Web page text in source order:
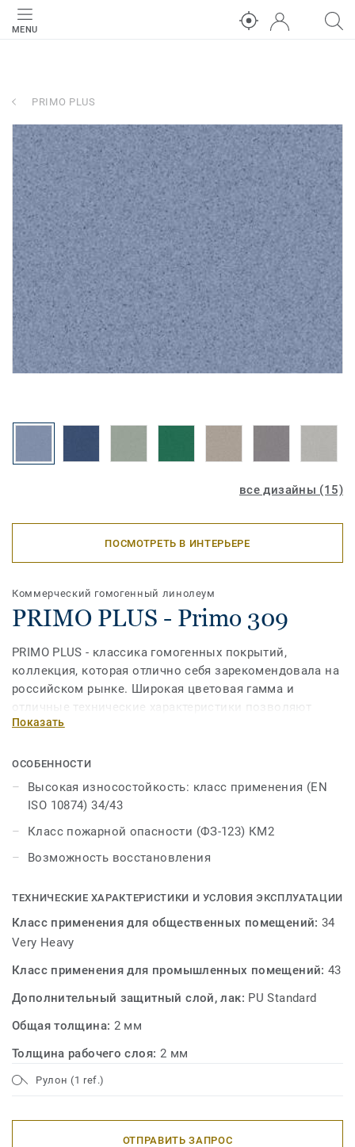
MENU
PRIMO PLUS
все дизайны (15)
ПОСМОТРЕТЬ В ИНТЕРЬЕРЕ
Коммерческий гомогенный линолеум
PRIMO PLUS - Primo 309
PRIMO PLUS - классика гомогенных покрытий,
коллекция, которая отлично себя зарекомендовала на
российском рынке. Широкая цветовая гамма и
отличные технические характеристики позволяют
использовать это покрытие в помещениях как жилого,
рекомендаций по уходу, PRIMO PLUS прослужит долгие
годы, сохраняя отличный внешний вид и
актуальность.
Показать
ОСОБЕННОСТИ
Высокая износостойкость: класс применения (EN
ISO 10874) 34/43
Класс пожарной опасности (ФЗ-123) КМ2
Возможность восстановления
ТЕХНИЧЕСКИЕ ХАРАКТЕРИСТИКИ И УСЛОВИЯ ЭКСПЛУАТАЦИИ
Класс применения для общественных помещений:34
Very Heavy
Класс применения для промышленных помещений:43
Дополнительный защитный слой, лак: PU Standard
Общая толщина: 2 мм
Толщина рабочего слоя: 2 мм
Рулон (1 ref.)
ОТПРАВИТЬ ЗАПРОС